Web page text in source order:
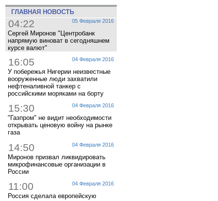
ГЛАВНАЯ НОВОСТЬ
05 Февраля 2016
04:22
Сергей Миронов "Центробанк
напрямую виноват в сегодняшнем
курсе валют"
04 Февраля 2016
16:05
У побережья Нигерии неизвестные
вооруженные люди захватили
нефтеналивной танкер с
российскими моряками на борту
04 Февраля 2016
15:30
"Газпром" не видит необходимости
открывать ценовую войну на рынке
газа
04 Февраля 2016
14:50
Миронов призвал ликвидировать
микрофинансовые организации в
России
04 Февраля 2016
11:00
Россия сделала европейскую